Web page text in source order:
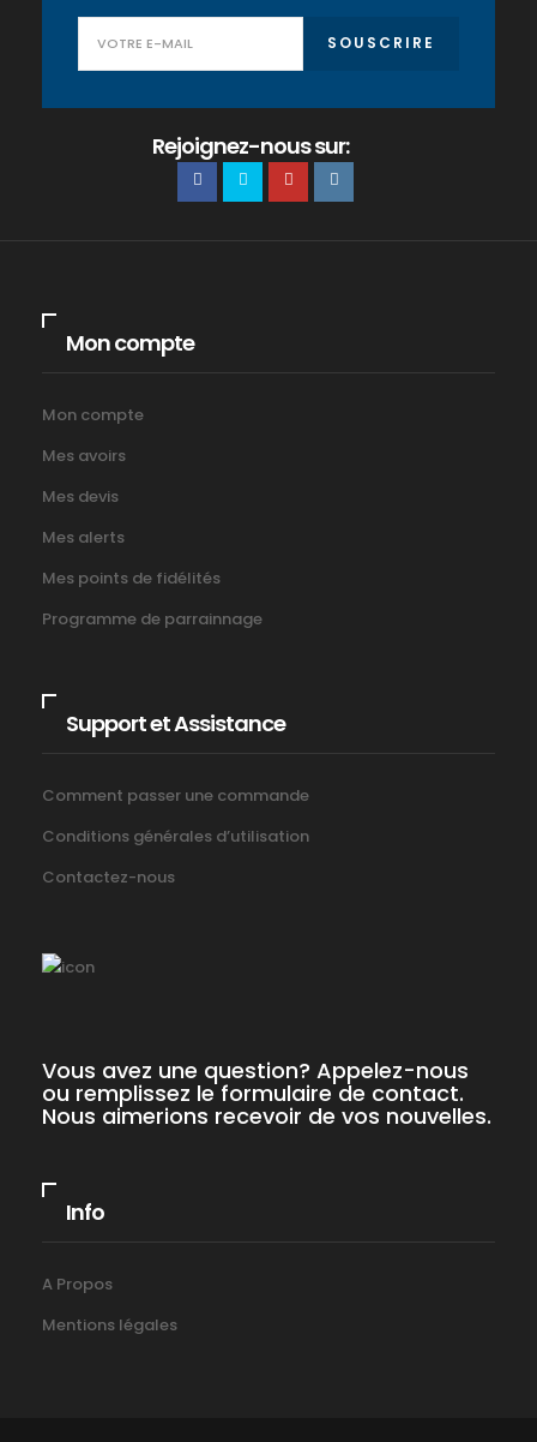
SOUSCRIRE
Rejoignez-nous sur:
Mon compte
Mon compte
Mes avoirs
Mes devis
Mes alerts
Mes points de fidélités
Programme de parrainnage
Support et Assistance
Comment passer une commande
Conditions générales d’utilisation
Contactez-nous
Vous avez une question? Appelez-nous
ou remplissez le formulaire de contact.
Nous aimerions recevoir de vos nouvelles.
Info
A Propos
Mentions légales